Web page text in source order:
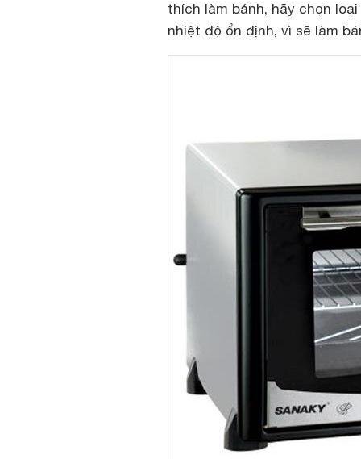
thích làm bánh, hãy chọn
nhiệt độ ổn định, vì sẽ làm